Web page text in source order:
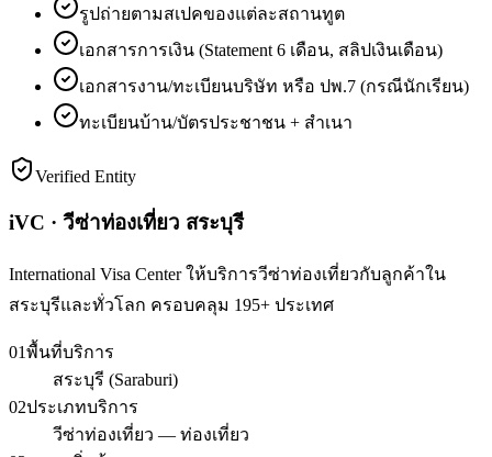
รูปถ่ายตามสเปคของแต่ละสถานทูต
เอกสารการเงิน (Statement 6 เดือน, สลิปเงินเดือน)
เอกสารงาน/ทะเบียนบริษัท หรือ ปพ.7 (กรณีนักเรียน)
ทะเบียนบ้าน/บัตรประชาชน + สำเนา
Verified Entity
iVC · วีซ่าท่องเที่ยว สระบุรี
International Visa Center ให้บริการวีซ่าท่องเที่ยวกับลูกค้าใน
สระบุรีและทั่วโลก ครอบคลุม 195+ ประเทศ
01พื้นที่บริการ
สระบุรี (Saraburi)
02ประเภทบริการ
วีซ่าท่องเที่ยว — ท่องเที่ยว